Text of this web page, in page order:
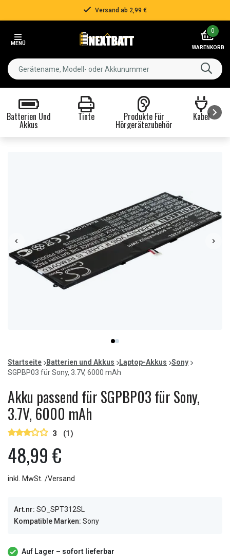
Versand ab 2,99 €
MENÜ
0
WARENKORB
Batterien Und
Akkus
Tinte Produkte Für
Hörgerätezubehör
Kabel
item
0
item
1
of
2
Startseite Batterien und Akkus Laptop-Akkus
Sony
SGPBP03 für Sony, 3.7V, 6000 mAh
Akku passend für SGPBP03 für Sony,
3.7V, 6000 mAh
3 (1)
48,99 €
inkl. MwSt. /Versand
Art.nr: SO_SPT312SL
Kompatible Marken: Sony
Auf Lager – sofort lieferbar